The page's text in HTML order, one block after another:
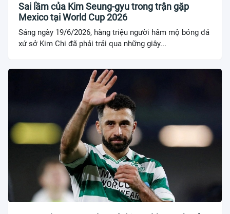
Sai lầm của Kim Seung-gyu trong trận gặp
Mexico tại World Cup 2026
Sáng ngày 19/6/2026, hàng triệu người hâm mộ bóng đá
xứ sở Kim Chi đã phải trải qua những giây...